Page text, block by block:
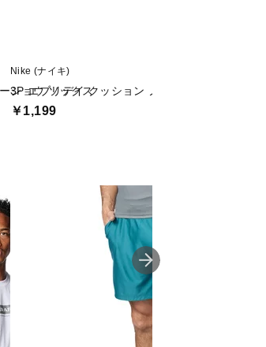
ショウ ソックス
Nike (ナイキ)
3P エブリデイ クッション ノーショウ ソックス
￥1,199